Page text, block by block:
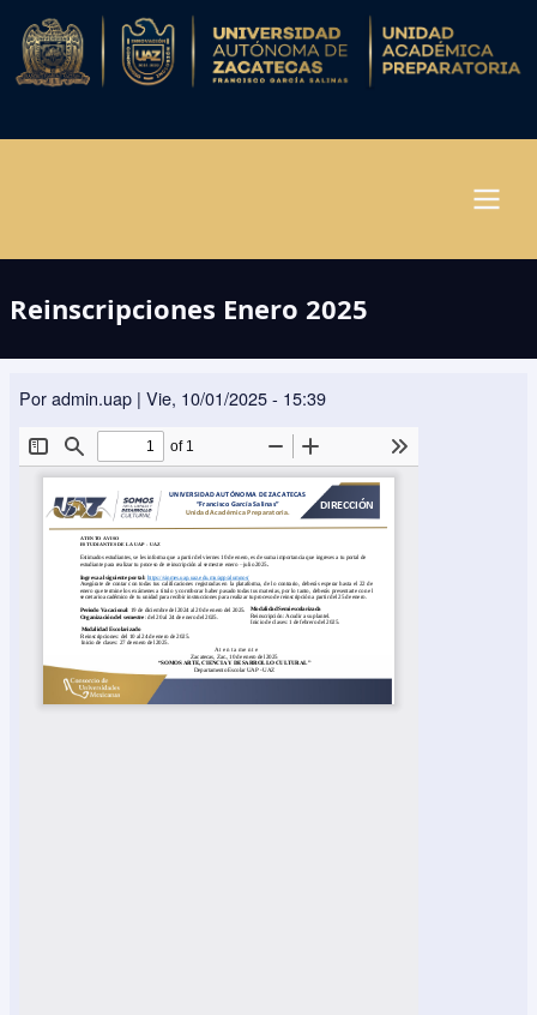
Pasar
contenido
principal
Reinscripciones Enero 2025
Poradmin.uap | Vie, 10/01/2025 - 15:39